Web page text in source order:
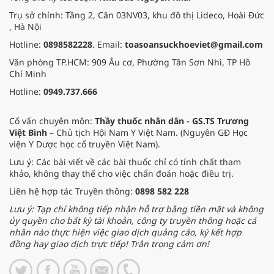
Trụ sở chính: Tầng 2, Căn 03NV03, khu đô thị Lideco, Hoài Đức
, Hà Nội
Hotline: 0898582228. Email: toasoansuckhoeviet@gmail.com
Văn phòng TP.HCM: 909 Âu cơ, Phường Tân Sơn Nhì, TP Hồ
Chí Minh
Hotline: 0949.737.666
Cố vấn chuyên môn: Thầy thuốc nhân dân - GS.TS Trương
Việt Bình – Chủ tịch Hội Nam Y Việt Nam. (Nguyên GĐ Học
viện Y Dược học cổ truyền Việt Nam).
Lưu ý: Các bài viết về các bài thuốc chỉ có tính chất tham
khảo, không thay thế cho việc chẩn đoán hoặc điều trị.
Liên hệ hợp tác Truyền thông: 0898 582 228
Lưu ý: Tạp chí không tiếp nhận hỗ trợ bằng tiền mặt và không
ủy quyền cho bất kỳ tài khoản, công ty truyền thông hoặc cá
nhân nào thực hiện việc giao dịch quảng cáo, ký kết hợp
đồng hay giao dịch trực tiếp! Trân trọng cảm ơn!